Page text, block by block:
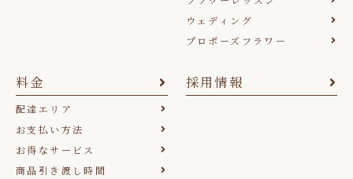
ウェディング
プロポーズフラワー
料金
配達エリア
お支払い方法
お得なサービス
商品引き渡し時間
採用情報